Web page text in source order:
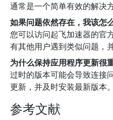
通常是一个简单有效的解决方
如果问题依然存在，我该怎
您可以访问起飞加速器的官
有其他用户遇到类似问题，
为什么保持应用程序更新很
过时的版本可能会导致连接
更新，并及时安装最新版本。
参考文献